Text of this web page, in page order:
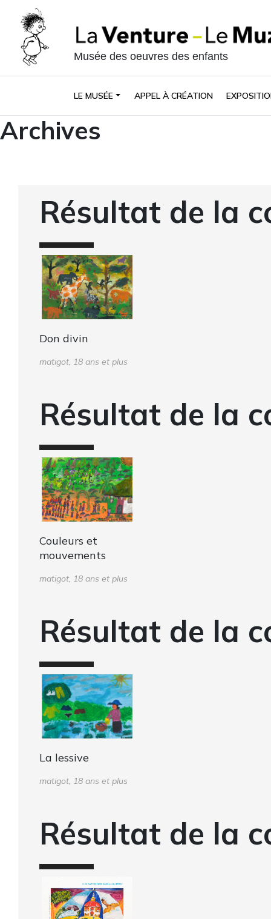
Musée des oeuvres des enfants
LE MUSÉE APPEL À CRÉATION
Archives
Résultat de la
Don divin
matigot, 18 ans et plus
Résultat de la
Couleurs et
mouvements
matigot, 18 ans et plus
Résultat de la
La lessive
matigot, 18 ans et plus
Résultat de la